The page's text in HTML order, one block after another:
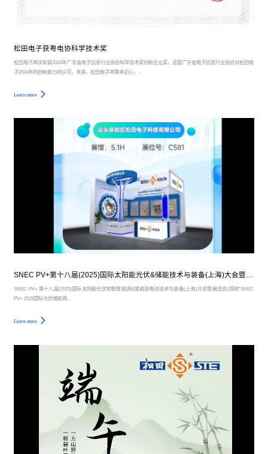
松田电子获粤电协科学技术奖
松田电子再次斩获2024年广东省电子信息行业协会科学技术奖创新企业奖，这是广东省电子信息行业协会对松田电
子2024年的创新能力的认可，未来，松田电子将秉承初心，...
Learn more
SNEC PV+ 第十八届(2025)国际太阳能光伏和智慧能源&储能及电池技术与装备(上海)大会暨展览会(简称“SNEC
PV+ 2025国际光伏储能两...
Learn more